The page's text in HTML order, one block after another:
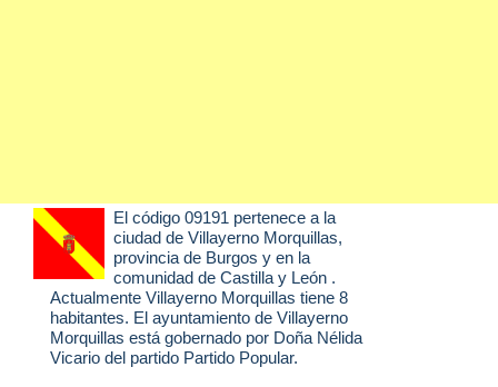
El código 09191 pertenece a la
ciudad de Villayerno Morquillas,
provincia de Burgos y en la
comunidad de Castilla y León .
Actualmente Villayerno Morquillas tiene 8
habitantes. El ayuntamiento de Villayerno
Morquillas está gobernado por Doña Nélida
Vicario del partido Partido Popular.